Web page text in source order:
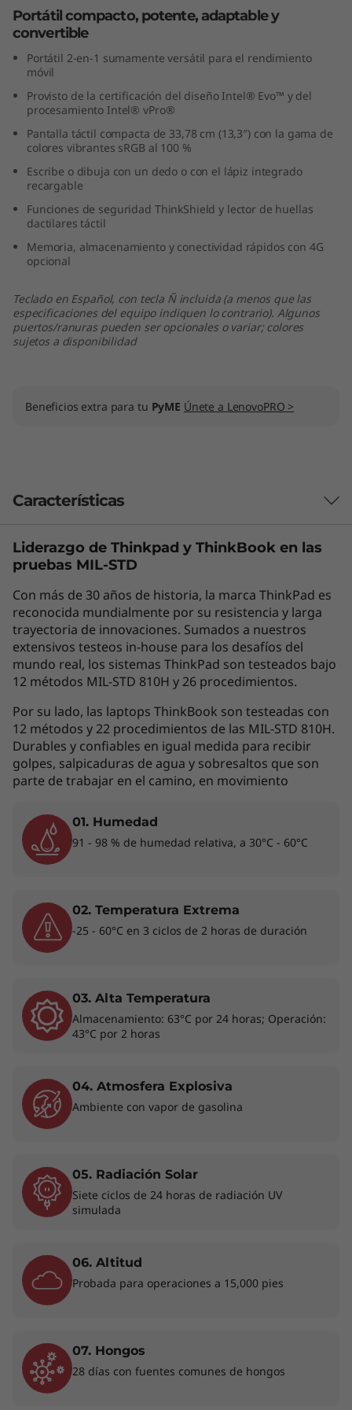
3
n
Portátil compacto, potente, adaptable y
convertible
Portátil 2-en-1 sumamente versátil para el rendimiento
móvil
Provisto de la certificación del diseño Intel® Evo™ y del
procesamiento Intel® vPro®
Pantalla táctil compacta de 33,78 cm (13,3″) con la gama de
colores vibrantes sRGB al 100 %
Escribe o dibuja con un dedo o con el lápiz integrado
recargable
Funciones de seguridad ThinkShield y lector de huellas
dactilares táctil
Memoria, almacenamiento y conectividad rápidos con 4G
opcional
Teclado en Español, con tecla Ñ incluida (a menos que las
especificaciones del equipo indiquen lo contrario). Algunos
puertos/ranuras pueden ser opcionales o variar; colores
sujetos a disponibilidad
Beneficios extra para tu PyME Únete a LenovoPRO >
Características
Seguro y sumamente funcional
Yoga de 4.ª generación en lo que a rendimiento
compacto y portabilidad se refiere. En cuanto a
procesamiento, cuenta con la tecnología
sumamente segura Intel®vPro® con hasta
CPU Intel®Core™ i7 de 13.a generación. La
proporciona la gama de colores sRGB al 100 %
con imágenes vibrantes gracias a la tarjeta
gráfica integrada Intel® Iris
Xe. Es ligero, fácil
de transportar y tiene una batería de larga
trabajo ─y el portátil─ a cualquier parte.
Además, dado que cuenta con la certificación
Intel®
carga rápida y funciones de videoconferencia
Smart.
Siéntete protegido día tras día con el portátil 2-
en-1 Lenovo ThinkPad X13 Yoga de 4.ª
generación. Ofrece opciones de conectividad
nuestro potente conjunto de funciones de
seguridad de hardware y software. También
tiene protección adicional de la mano de los
Liderazgo de Thinkpad y ThinkBook en las
pruebas MIL-STD
Con más de 30 años de historia, la marca ThinkPad es
reconocida mundialmente por su resistencia y larga
trayectoria de innovaciones. Sumados a nuestros
extensivos testeos in-house para los desafíos del
mundo real, los sistemas ThinkPad son testeados bajo
12 métodos MIL-STD 810H y 26 procedimientos.
Por su lado, las laptops ThinkBook son testeadas con
12 métodos y 22 procedimientos de las MIL-STD 810H.
Durables y confiables en igual medida para recibir
golpes, salpicaduras de agua y sobresaltos que son
parte de trabajar en el camino, en movimiento
01. Humedad
91 - 98 % de humedad relativa, a 30°C - 60°C
02. Temperatura Extrema
-25 - 60°C en 3 ciclos de 2 horas de duración
03. Alta Temperatura
Almacenamiento: 63°C por 24 horas; Operación:
43°C por 2 horas
04. Atmosfera Explosiva
Ambiente con vapor de gasolina
05. Radiación Solar
Siete ciclos de 24 horas de radiación UV
simulada
06. Altitud
Probada para operaciones a 15,000 pies
07. Hongos
28 días con fuentes comunes de hongos